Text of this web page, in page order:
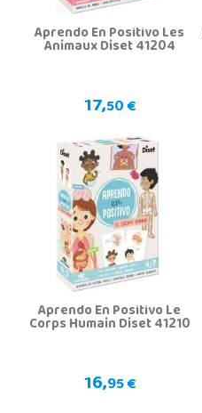
Aprendo En Positivo Les
Animaux Diset 41204
17,50 €
Aprendo En Positivo Le
Corps Humain Diset 41210
16,95 €